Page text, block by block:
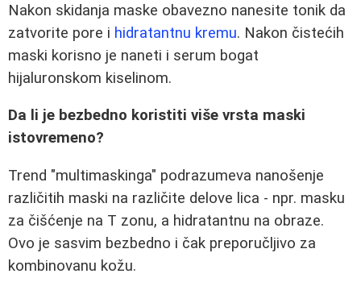
Nakon skidanja maske obavezno nanesite tonik da
zatvorite pore i hidratantnu kremu. Nakon čistećih
maski korisno je naneti i serum bogat
hijaluronskom kiselinom.
Da li je bezbedno koristiti više vrsta maski
istovremeno?
Trend "multimaskinga" podrazumeva nanošenje
različitih maski na različite delove lica - npr. masku
za čišćenje na T zonu, a hidratantnu na obraze.
Ovo je sasvim bezbedno i čak preporučljivo za
kombinovanu kožu.